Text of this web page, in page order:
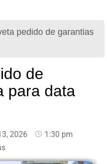
pedido de garantias
de
para data
2026
1:30 pm